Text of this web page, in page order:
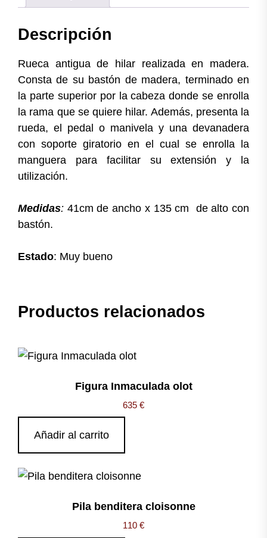
Descripción
Rueca antigua de hilar realizada en madera.
Consta de su bastón de madera, terminado en
la parte superior por la cabeza donde se enrolla
la rama que se quiere hilar. Además, presenta la
rueda, el pedal o manivela y una devanadera
con soporte giratorio en el cual se enrolla la
manguera para facilitar su extensión y la
utilización.
Medidas: 41cm de ancho x 135 cm de alto con
bastón.
Estado: Muy bueno
Productos relacionados
Figura Inmaculada olot
635 €
Añadir al carrito
Pila benditera cloisonne
110 €